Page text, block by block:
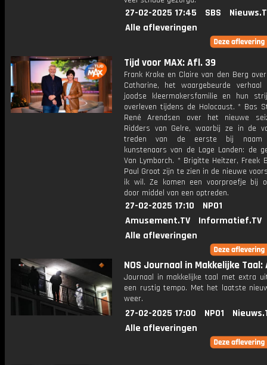
27-02-2025 17:45 SBS
Alle afleveringen
Tijd voor MAX: Afl. 39
Frank Krake en Claire van den Berg
Catharine, het waargebeurde verhaal
joodse kleermakersfamilie en hun
overleven tijdens de Holocaust. * Bas
René Arendsen over het nieuwe
Ridders van Gelre, waarbij ze in de
treden van de eerste bij naam
kunstenaars van de Lage Landen: de
Van Lymborch. * Brigitte Heitzer, Freek
Paul Groot zijn te zien in de nieuwe
ik wil. Ze komen een voorproefje bij
door middel van een optreden.
27-02-2025 17:10
NPO1
Amusement.TV
Informatief.TV
Alle afleveringen
NOS Journaal in Makkelijke
Journaal in makkelijke taal met extra
een rustig tempo. Met het laatste
weer.
27-02-2025 17:00 NPO1
Alle afleveringen